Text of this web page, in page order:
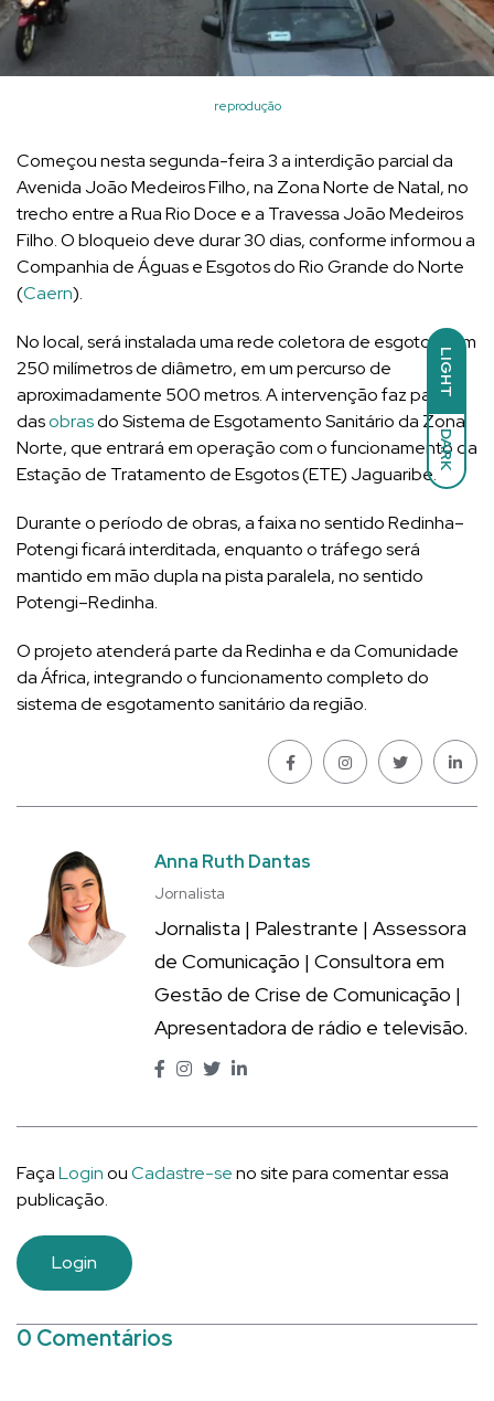
LIGHT
DARK
reprodução
Começou nesta segunda-feira 3 a interdição parcial da
Avenida João Medeiros Filho, na Zona Norte de Natal, no
trecho entre a Rua Rio Doce e a Travessa João Medeiros
Filho. O bloqueio deve durar 30 dias, conforme informou a
Companhia de Águas e Esgotos do Rio Grande do Norte
(Caern).
No local, será instalada uma rede coletora de esgotos com
250 milímetros de diâmetro, em um percurso de
aproximadamente 500 metros. A intervenção faz parte
dasobrasdo Sistema de Esgotamento Sanitário da Zona
Norte, que entrará em operação com o funcionamento da
Estação de Tratamento de Esgotos (ETE) Jaguaribe.
Durante o período de obras, a faixa no sentido Redinha–
Potengi ficará interditada, enquanto o tráfego será
mantido em mão dupla na pista paralela, no sentido
Potengi–Redinha.
O projeto atenderá parte da Redinha e da Comunidade
da África, integrando o funcionamento completo do
sistema de esgotamento sanitário da região.
Anna Ruth Dantas
Jornalista
Jornalista | Palestrante | Assessora
de Comunicação | Consultora em
Gestão de Crise de Comunicação |
Apresentadora de rádio e televisão.
FaçaLoginouCadastre-seno site para comentar essa
publicação.
Login
0 Comentários